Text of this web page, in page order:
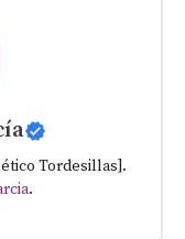
Tordesillas].
.